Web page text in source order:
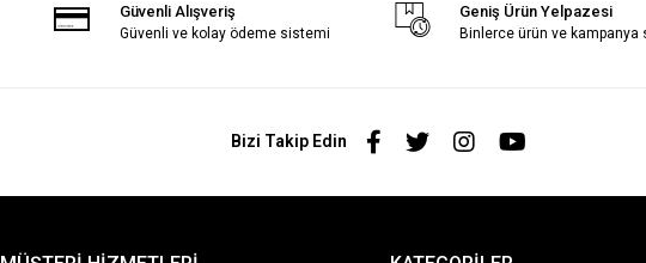
Güvenli Alışveriş
Güvenli ve kolay ödeme sistemi
Geniş Ürün Yelpazesi
Binlerce ürün ve kampanya
Bizi Takip Edin